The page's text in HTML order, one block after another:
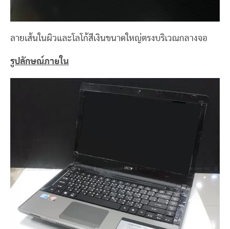
ลายเส้นในผิวและโลโก้สีเงินขนาดใหญ่ตรงบริเวณกลางจอ
รูปลักษณ์ภายใน